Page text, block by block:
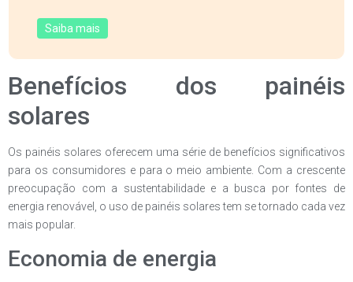
Saiba mais
Benefícios dos painéis
solares
Os painéis solares oferecem uma série de benefícios significativos
para os consumidores e para o meio ambiente. Com a crescente
preocupação com a sustentabilidade e a busca por fontes de
energia renovável, o uso de painéis solares tem se tornado cada vez
mais popular.
Economia de energia